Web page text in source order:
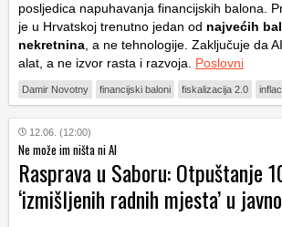
posljedica napuhavanja financijskih balona.
je u Hrvatskoj trenutno jedan od najvećih
nekretnina, a ne tehnologije. Zaključuje da
alat, a ne izvor rasta i razvoja. Poslovni
Damir Novotny financijski baloni fiskalizacija 2.0
12.06. (12:00)
Ne može im ništa ni AI
Rasprava u Saboru: Otpuštanje
‘izmišljenih radnih mjesta’ u